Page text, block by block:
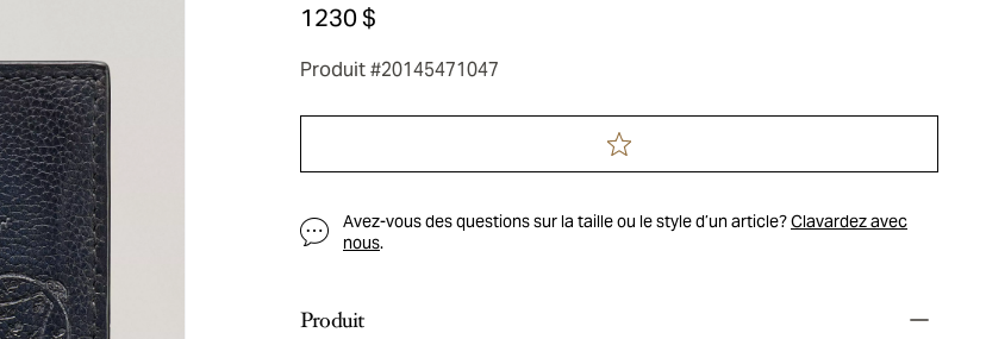
1230 $
Produit #20145471047
Avez-vous des questions sur la taille ou le style d’un article?Clavardez avec
nous.
Produit